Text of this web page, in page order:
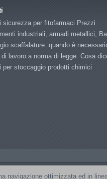
sicurezza per fitofarmaci Prezzi
industriali, armadi metallici,
scaffalature: quando è
di lavoro a norma di legge. Cosa
per stoccaggio prodotti chimici
// Tuttoscaffali.it è un sito
navigazione ottimizzata ed in